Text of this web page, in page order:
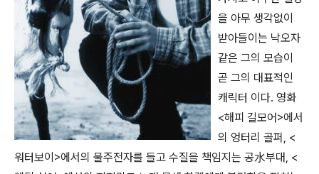
을 아무 생각없이
받아들이는 낙오자
같은 그의 모습이
곧 그의 대표적인
캐릭터 이다. 영화
<해피 길모어>에서
의 엉터리 골퍼, <
워터보이>에서의 물주전자를 들고 수질을 책임지는 공水부대, <